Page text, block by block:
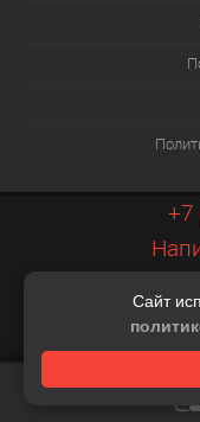
Сайт
+7